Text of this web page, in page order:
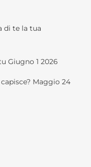
di te la tua
Giugno 1 2026
Maggio 24